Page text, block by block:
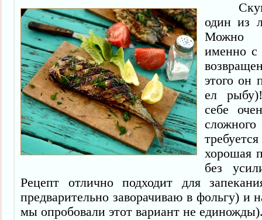
один из
Можно
именно с
этого он
ел
себе
хорошая
без
Рецепт отлично подходит для
предварительно заворачиваю в фольгу) и
мы опробовали этот вариант не